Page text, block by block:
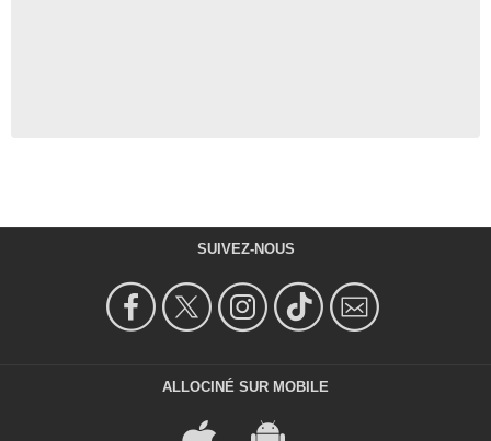
SUIVEZ-NOUS
ALLOCINÉ SUR MOBILE